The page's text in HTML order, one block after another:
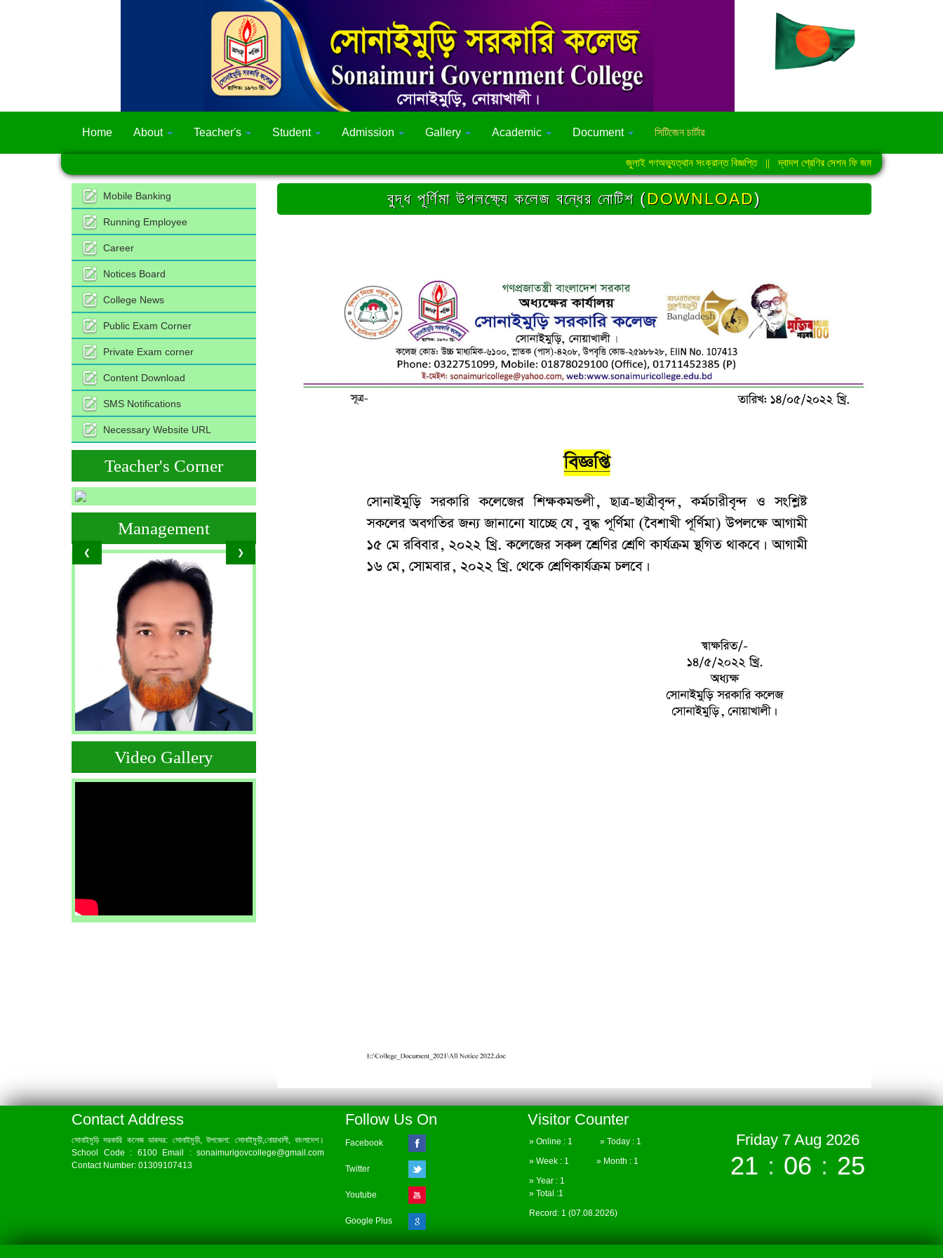
Home About Teacher's Student Admission Gallery Academic Document সিটিজেন চার্টার
জুলাই গণঅভ্যুত্থান সংক্রান্ত বিজ্ঞপ্তি|| দ্বাদশ শ্রেণির সেশন ফি জমাদান সংক্রান্ত নোটিশ
Mobile Banking
Running Employee
Career
Notices Board
College News
Public Exam Corner
Private Exam corner
Content Download
SMS Notifications
Necessary Website URL
Teacher's Corner
❮ ❯
Management
Video Gallery
বুদ্ধ পূর্ণিমা উপলক্ষ্যে কলেজ বন্ধের নোটিশ (DOWNLOAD)
Contact Address
সোনাইমুড়ি সরকারি কলেজ ডাকঘর: সোনাইমুড়ী, উপজেলা: সোনাইমুড়ী,নোয়াখালী, বাংলাদেশ।
School Code : 6100 Email : sonaimurigovcollege@gmail.com
Contact Number: 01309107413
Follow Us On
Facebook
Twitter
Youtube
Google Plus
Visitor Counter
» Online : 1 » Today : 1
» Week : 1 » Month : 1
» Year : 1
» Total :1
Record: 1 (07.08.2026)
Friday 7 Aug 2026
21 : 06 : 26